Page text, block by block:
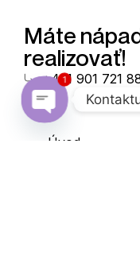
Máte
realizovať!
+421 901 721
Úvod
Open chaty
1